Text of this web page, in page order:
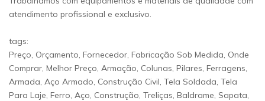
atendimento profissional e exclusivo.
tags:
Preço, Orçamento, Fornecedor, Fabricação Sob Medida, Onde
Comprar, Melhor Preço, Armação, Colunas, Pilares, Ferragens,
Armada, Aço Armado, Construção Civil, Tela Soldada, Tela
Para Laje, Ferro, Aço, Construção, Treliças, Baldrame, Sapata,